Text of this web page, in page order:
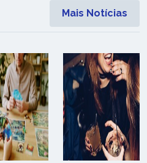
Mais Notícias